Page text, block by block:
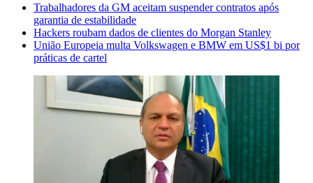
Trabalhadores da GM aceitam suspender contratos após
garantia de estabilidade
Hackers roubam dados de clientes do Morgan Stanley
União Europeia multa Volkswagen e BMW em US$1 bi por
práticas de cartel